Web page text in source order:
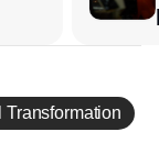
Transformation